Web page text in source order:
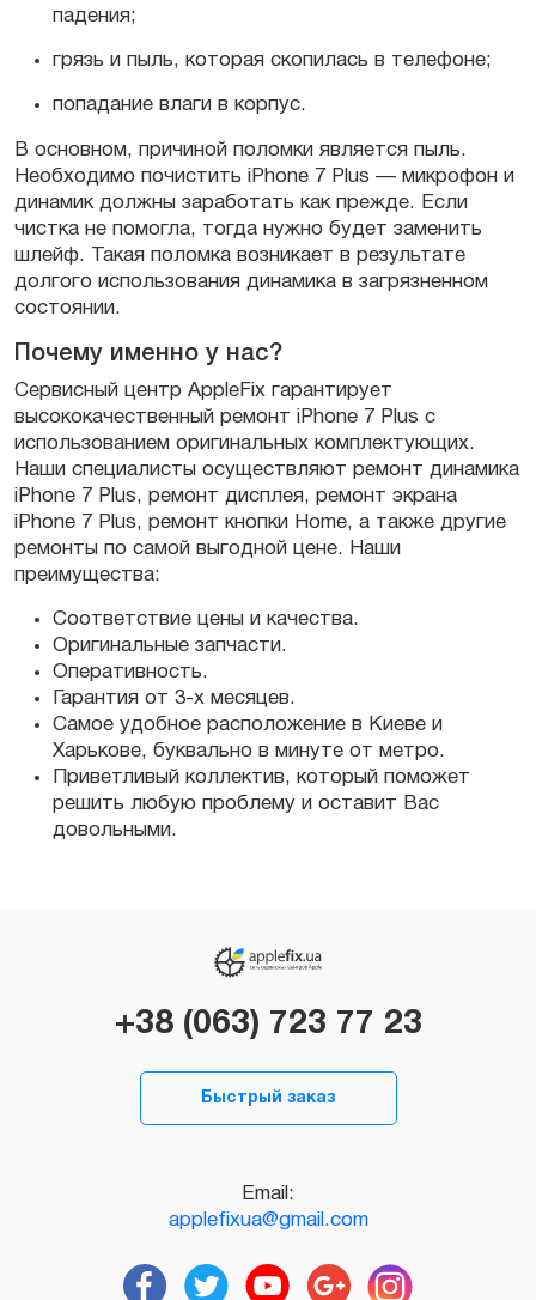
падения;
грязь и пыль, которая скопилась в телефоне;
попадание влаги в корпус.
В основном, причиной поломки является пыль.
Необходимо почистить iPhone 7 Plus — микрофон и
динамик должны заработать как прежде. Если
чистка не помогла, тогда нужно будет заменить
шлейф. Такая поломка возникает в результате
долгого использования динамика в загрязненном
состоянии.
Почему именно у нас?
Сервисный центр AppleFix гарантирует
высококачественный ремонт iPhone 7 Plus с
использованием оригинальных комплектующих.
Наши специалисты осуществляют ремонт динамика
iPhone 7 Plus, ремонт дисплея, ремонт экрана
iPhone 7 Plus, ремонт кнопки Home, а также другие
ремонты по самой выгодной цене. Наши
преимущества:
Соответствие цены и качества.
Оригинальные запчасти.
Оперативность.
Гарантия от 3-х месяцев.
Самое удобное расположение в Киеве и
Харькове, буквально в минуте от метро.
Приветливый коллектив, который поможет
решить любую проблему и оставит Вас
довольными.
+38 (063) 723 77 23
Быстрый заказ
Email:
applefixua@gmail.com